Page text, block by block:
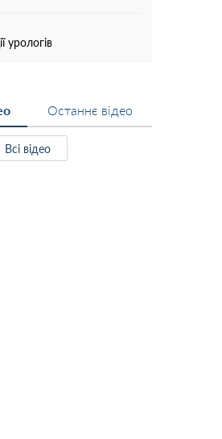
урологів
Останнє відео
Всі відео